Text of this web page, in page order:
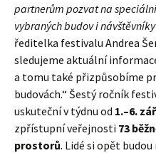
partnerům pozvat na
vybraných budov i
ředitelka festivalu Andrea
sledujeme aktuální
a tomu také přizpůsobíme
budovách.“ Šestý ročník
uskuteční v týdnu od 1.–6.
zpřístupní veřejnosti 73
prostorů. Lidé si opět